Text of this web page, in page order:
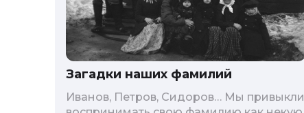
Загадки наших фамилий
Иванов, Петров, Сидоров… Мы привыкли